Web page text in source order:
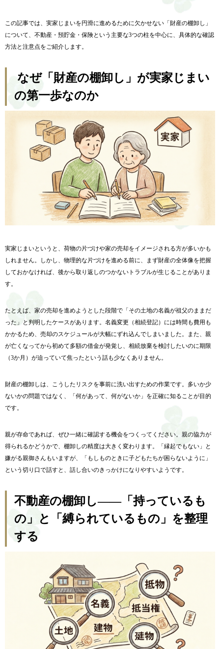
この記事では、実家じまいを円滑に進めるために欠かせない「財産の棚卸し」
について、不動産・預貯金・保険という主要な3つの柱を中心に、具体的な確認
方法と注意点をご紹介します。
なぜ「財産の棚卸し」が実家じまい
の第一歩なのか
実家じまいというと、荷物の片づけや家の売却をイメージされる方が多いかも
しれません。しかし、物理的な片づけを進める前に、まず財産の全体像を把握
しておかなければ、後から取り返しのつかないトラブルが生じることがありま
す。
たとえば、家の売却を進めようとした段階で「その土地の名義が祖父のままだ
った」と判明したケースがあります。名義変更（相続登記）には時間も費用も
かかるため、売却のスケジュールが大幅にずれ込んでしまいました。また、親
が亡くなってから初めて多額の借金が発覚し、相続放棄を検討したいのに期限
（3か月）が迫っていて焦ったという話も少なくありません。
財産の棚卸しは、こうしたリスクを事前に洗い出すための作業です。多いか少
ないかの問題ではなく、「何があって、何がないか」を正確に知ることが目的
です。
親が存命であれば、ぜひ一緒に確認する機会をつくってください。親の協力が
得られるかどうかで、棚卸しの精度は大きく変わります。「縁起でもない」と
嫌がる親御さんもいますが、「もしものときに子どもたちが困らないように」
という切り口で話すと、話し合いのきっかけになりやすいようです。
不動産の棚卸し——「持っているも
の」と「縛られているもの」を整理
する